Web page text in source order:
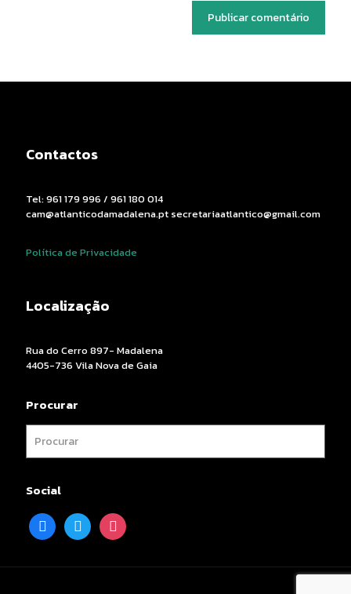
Contactos
Tel: 961 179 996 / 961 180 014
cam@atlanticodamadalena.pt secretariaatlantico@gmail.com
Política de Privacidade
Localização
Rua do Cerro 897- Madalena
4405-736 Vila Nova de Gaia
Procurar
Social
facebooktwitter instagram